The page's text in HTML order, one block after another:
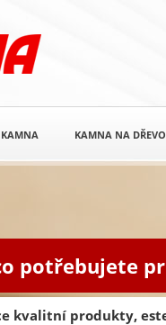
potřebujete
kvalitní produkty,
KAMNA KAMNA NA DŘEVO